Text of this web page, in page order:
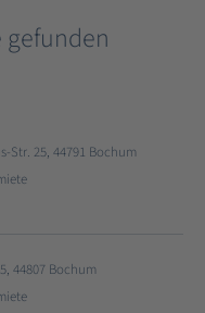
Str. 25, 44791 Bochum
44807 Bochum